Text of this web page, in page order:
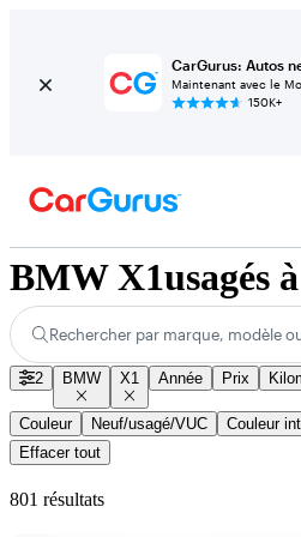
CarGurus: Autos
Maintenant avec le
150K+
Rechercher par marque, modèle
2 BMW X1 Année Prix
Couleur Neuf/usagé/VUC Couleur
Effacer tout
801 résultats